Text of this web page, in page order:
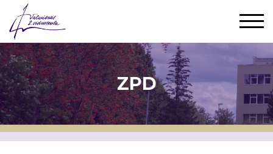
ZPD